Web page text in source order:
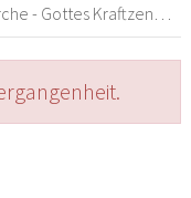
in dieser Zeit, Tübingen